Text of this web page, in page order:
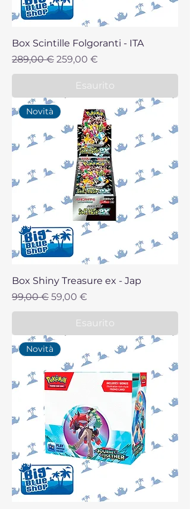
Box Scintille Folgoranti - ITA
Prezzo regolare
289,00 € Prezzo scontato
259,00 €
Esaurito
Novità
Box Shiny Treasure ex - Jap
Prezzo regolare
99,00 € Prezzo scontato
59,00 €
Esaurito
Novità